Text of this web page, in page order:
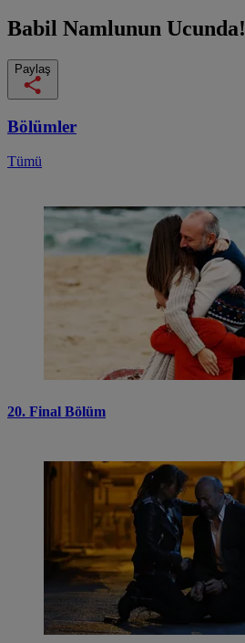
Babil Namlunun Ucunda!
Paylaş
Bölümler
Tümü
20. Final Bölüm